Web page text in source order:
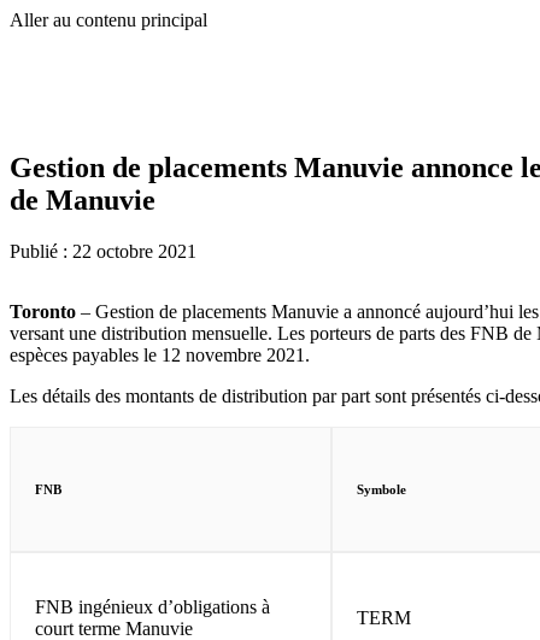
Aller au contenu principal
Gestion de placements Manuvie annonce
de Manuvie
Publié : 22 octobre 2021
Toronto – Gestion de placements Manuvie a annoncé aujourd’hui
versant une distribution mensuelle. Les porteurs de parts des FNB
espèces payables le 12 novembre 2021.
Les détails des montants de distribution par part sont présentés ci-
FNB Symbole
FNB ingénieux d’obligations à
court terme Manuvie
TERM